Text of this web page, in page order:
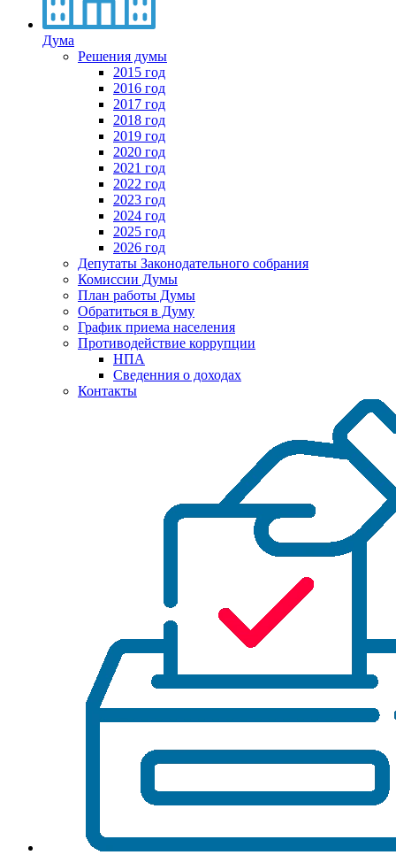
Дума
Решения думы
2015 год
2016 год
2017 год
2018 год
2019 год
2020 год
2021 год
2022 год
2023 год
2024 год
2025 год
2026 год
Депутаты Законодательного собрания
Комиссии Думы
План работы Думы
Обратиться в Думу
График приема населения
Противодействие коррупции
НПА
Сведенния о доходах
Контакты